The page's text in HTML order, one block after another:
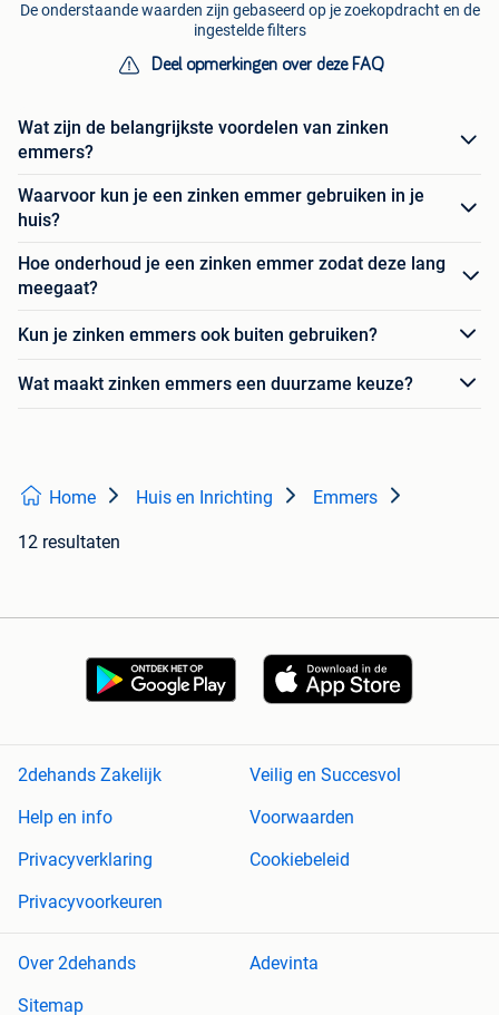
De onderstaande waarden zijn gebaseerd op je zoekopdracht en de
ingestelde filters
Deel opmerkingen over deze FAQ
Wat zijn de belangrijkste voordelen van zinken
emmers?
Waarvoor kun je een zinken emmer gebruiken in je
huis?
Hoe onderhoud je een zinken emmer zodat deze lang
meegaat?
Kun je zinken emmers ook buiten gebruiken?
Wat maakt zinken emmers een duurzame keuze?
Home Huis en Inrichting Emmers
12 resultaten
2dehands Zakelijk
Veilig en Succesvol
Help en info
Voorwaarden
Privacyverklaring
Cookiebeleid
Privacyvoorkeuren
Over 2dehands
Adevinta
Sitemap